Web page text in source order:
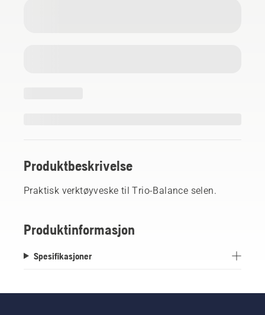
Produktbeskrivelse
Praktisk verktøyveske til Trio-Balance selen.
Produktinformasjon
Spesifikasjoner